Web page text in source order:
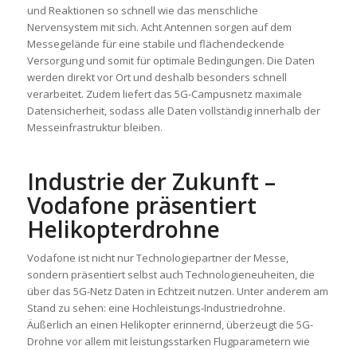
und Reaktionen so schnell wie das menschliche
Nervensystem mit sich. Acht Antennen sorgen auf dem
Messegelände für eine stabile und flächendeckende
Versorgung und somit für optimale Bedingungen. Die Daten
werden direkt vor Ort und deshalb besonders schnell
verarbeitet. Zudem liefert das 5G-Campusnetz maximale
Datensicherheit, sodass alle Daten vollständig innerhalb der
Messeinfrastruktur bleiben.
Industrie der Zukunft –
Vodafone präsentiert
Helikopterdrohne
Vodafone ist nicht nur Technologiepartner der Messe,
sondern präsentiert selbst auch Technologieneuheiten, die
über das 5G-Netz Daten in Echtzeit nutzen. Unter anderem am
Stand zu sehen: eine Hochleistungs-Industriedrohne.
Äußerlich an einen Helikopter erinnernd, überzeugt die 5G-
Drohne vor allem mit leistungsstarken Flugparametern wie